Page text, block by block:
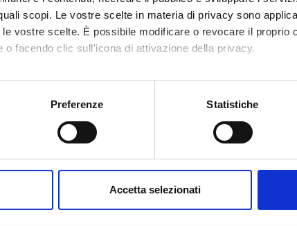
scopi. Le vostre scelte in materia di privacy sono
vostre scelte. È possibile modificare o revocare il proprio
o facendo clic sull'icona di attivazione della privacy.
anche:
sulla tua posizione geografica, con un'approssimazione di
in qualsiasi momento dalla Dichiarazione sui cookie.
Preferenze Statistiche
Accetta selezionati